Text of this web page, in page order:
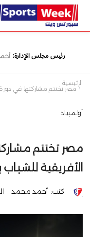
رئيس مجلس الإدارة:
الرئيسية
مصر تختتم مشاركتها في دورة
أولمبياد
مصر تختتم
الأفريقية للشباب بحصد
كتب: أحمد محمد